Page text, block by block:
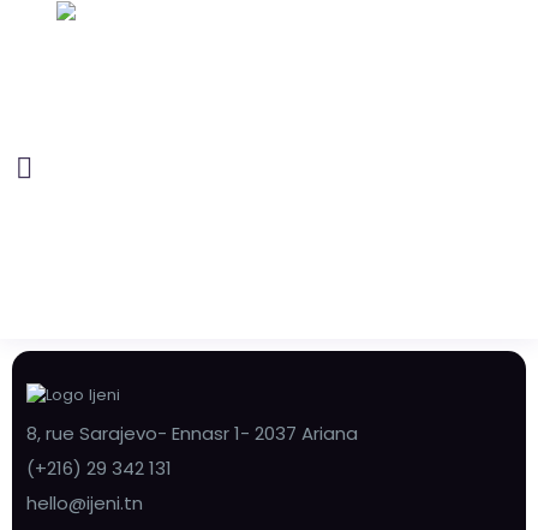
8, rue Sarajevo- Ennasr 1- 2037 Ariana
(+216) 29 342 131
hello@ijeni.tn